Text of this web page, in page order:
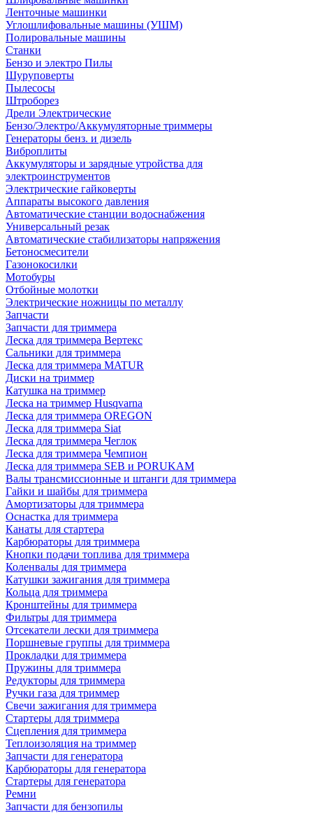
Ленточные машинки
Углошлифовальные машины (УШМ)
Полировальные машины
Станки
Бензо и электро Пилы
Шуруповерты
Пылесосы
Штроборез
Дрели Электрические
Бензо/Электро/Аккумуляторные триммеры
Генераторы бенз. и дизель
Виброплиты
Аккумуляторы и зарядные утройства для
электроинструментов
Электрические гайковерты
Аппараты высокого давления
Автоматические станции водоснабжения
Универсальный резак
Автоматические стабилизаторы напряжения
Бетоносмесители
Газонокосилки
Мотобуры
Отбойные молотки
Электрические ножницы по металлу
Запчасти
Запчасти для триммера
Леска для триммера Вертекс
Сальники для триммера
Леска для триммера MATUR
Диски на триммер
Катушка на триммер
Леска на триммер Husqvarna
Леска для триммера OREGON
Леска для триммера Siat
Леска для триммера Чеглок
Леска для триммера Чемпион
Леска для триммера SEB и PORUKAM
Валы трансмиссионные и штанги для триммера
Гайки и шайбы для триммера
Амортизаторы для триммера
Оснастка для триммера
Канаты для стартера
Карбюраторы для триммера
Кнопки подачи топлива для триммера
Коленвалы для триммера
Катушки зажигания для триммера
Кольца для триммера
Кронштейны для триммера
Фильтры для триммера
Отсекатели лески для триммера
Поршневые группы для триммера
Прокладки для триммера
Пружины для триммера
Редукторы для триммера
Ручки газа для триммер
Свечи зажигания для триммера
Стартеры для триммера
Сцепления для триммера
Теплоизоляция на триммер
Запчасти для генератора
Карбюраторы для генератора
Стартеры для генератора
Ремни
Запчасти для бензопилы